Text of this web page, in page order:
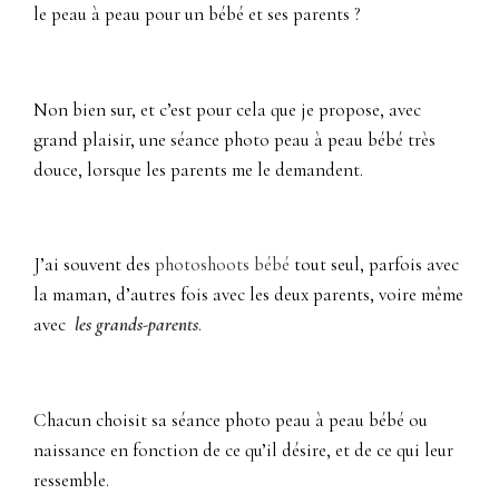
le peau à peau pour un bébé et ses parents ?
Non bien sur, et c’est pour cela que je propose, avec
grand plaisir, une séance photo peau à peau bébé très
douce, lorsque les parents me le demandent.
J’ai souvent des photoshoots bébé tout seul, parfois avec
la maman, d’autres fois avec les deux parents, voire même
avec les grands-parents.
Chacun choisit sa séance photo peau à peau bébé ou
naissance en fonction de ce qu’il désire, et de ce qui leur
ressemble.